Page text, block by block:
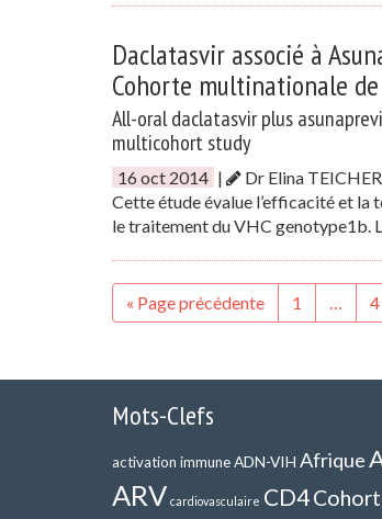
Daclatasvir associé à
Cohorte multinationale
All-oral daclatasvir plus
multicohort study
16 oct 2014 |
Dr Elina TEICHER
Cette étude évalue l’efficacité et la
le traitement du VHC genotype1b.
« Page précédente 1 … 4
Mots-Clefs
activation immuneADN-VIH Afrique
ARV cardiovasculaire CD4